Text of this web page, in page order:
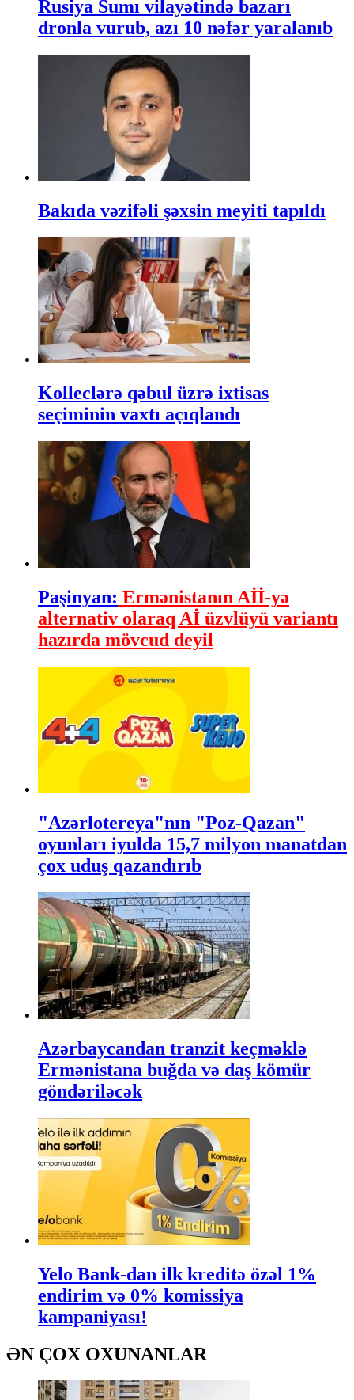
Rusiya Sumı vilayətində bazarı
dronla vurub, azı 10 nəfər yaralanıb
Bakıda vəzifəli şəxsin meyiti tapıldı
Kolleclərə qəbul üzrə ixtisas
seçiminin vaxtı açıqlandı
Paşinyan: Ermənistanın Aİİ-yə
alternativ olaraq Aİ üzvlüyü variantı
hazırda mövcud deyil
"Azərlotereya"nın "Poz-Qazan"
oyunları iyulda 15,7 milyon manatdan
çox uduş qazandırıb
Azərbaycandan tranzit keçməklə
Ermənistana buğda və daş kömür
göndəriləcək
Yelo Bank-dan ilk kreditə özəl 1%
endirim və 0% komissiya
kampaniyası!
ƏN ÇOX OXUNANLAR